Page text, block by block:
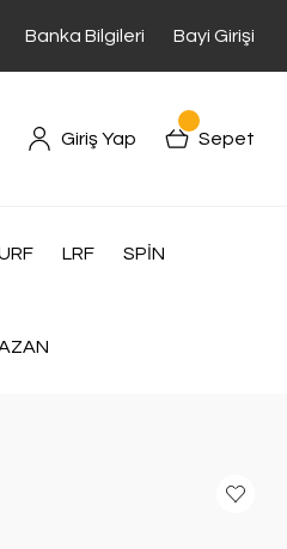
Banka Bilgileri Bayi Girişi
Giriş Yap Sepet
LRF SPİN